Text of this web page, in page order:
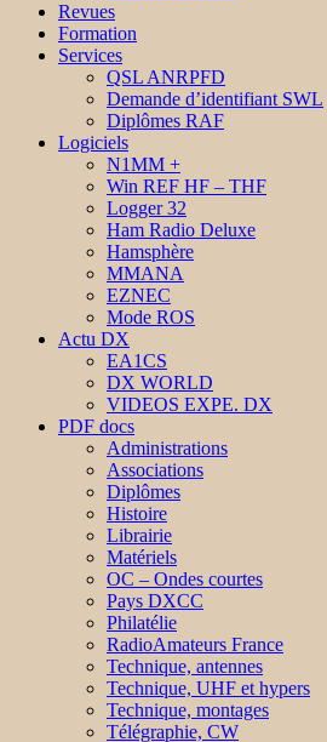
Revues
Formation
Services
QSL ANRPFD
Demande d’identifiant SWL
Diplômes RAF
Logiciels
N1MM +
Win REF HF – THF
Logger 32
Ham Radio Deluxe
Hamsphère
MMANA
EZNEC
Mode ROS
Actu DX
EA1CS
DX WORLD
VIDEOS EXPE. DX
PDF docs
Administrations
Associations
Diplômes
Histoire
Librairie
Matériels
OC – Ondes courtes
Pays DXCC
Philatélie
RadioAmateurs France
Technique, antennes
Technique, UHF et hypers
Technique, montages
Télégraphie, CW